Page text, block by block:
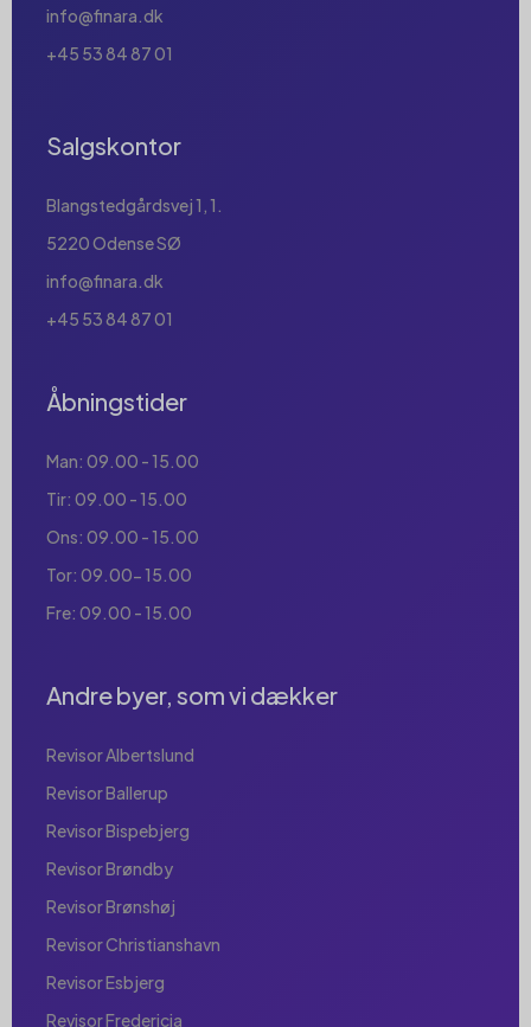
info@finara.dk
+45 53 84 87 01
Salgskontor
Blangstedgårdsvej 1, 1.
5220 Odense SØ
info@finara.dk
+45 53 84 87 01
Åbningstider
Man: 09.00 - 15.00
Tir: 09.00 - 15.00
Ons: 09.00 - 15.00
Tor: 09.00- 15.00
Fre: 09.00 - 15.00
Andre byer, som vi dækker
Revisor Albertslund
Revisor Ballerup
Revisor Bispebjerg
Revisor Brøndby
Revisor Brønshøj
Revisor Christianshavn
Revisor Esbjerg
Revisor Fredericia